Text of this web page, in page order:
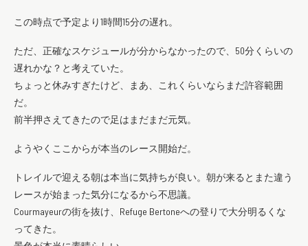
この時点で予定より1時間15分の遅れ。
ただ、正確なスケジュールが分からなかったので、50分くらいの
遅れかな？と考えていた。
ちょっと休みすぎたけど、まあ、これくらいならまだ許容範囲
だ。
前半押さえてきたので足はまだまだ元気。
ようやくここからが本当のレース開始だ。
トレイルで迎える朝は本当に気持ちが良い。朝が来るとまた違う
レースが始まった気分になるから不思議。
Courmayeurの街を抜け、Refuge Bertoneへの登りで大分明るくな
ってきた。